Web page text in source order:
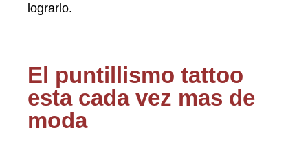
lograrlo.
El puntillismo tattoo
esta cada vez mas de
moda